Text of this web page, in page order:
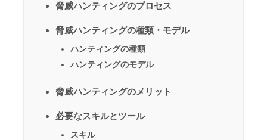
脅威ハンティングのプロセス
脅威ハンティングの種類・モデル
ハンティングの種類
ハンティングのモデル
脅威ハンティングのメリット
必要なスキルとツール
スキル